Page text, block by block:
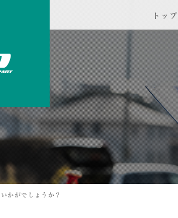
トッ
かがでしょうか？